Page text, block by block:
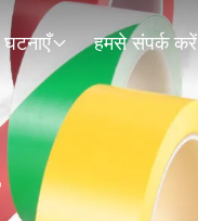
घटनाएँ हमसे संपर्क करें